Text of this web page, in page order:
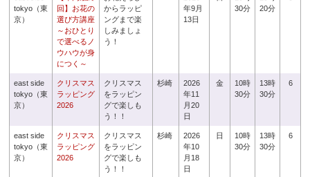
tokyo（東
京）
回】お花の
選び方講座
～おひとり
で選べるノ
ウハウが身
につく～
からラッピ
ングまで楽
しみましょ
う！
年9月
13日
30分
20分
east side
tokyo（東
京）
クリスマス
ラッピング
2026
クリスマス
をラッピン
グで楽しも
う！！
杉崎
2026
年11
月20
日
金
10時
30分
13時
30分
6
east side
tokyo（東
京）
クリスマス
ラッピング
2026
クリスマス
をラッピン
グで楽しも
う！！
杉崎
2026
年10
月18
日
日
10時
30分
13時
30分
6